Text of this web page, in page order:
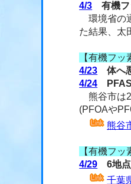
4/3 有機フ
環境省の
た結果、太
【有機フッ
4/23 体へ
4/24
熊谷市は
(PFOAや
熊谷
【有機フッ
4/29 6地点
千葉